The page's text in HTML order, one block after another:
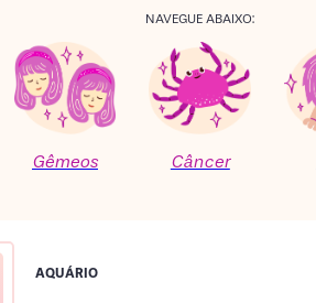
NAVEGUE ABAIXO:
Gêmeos Câncer
AQUÁRIO